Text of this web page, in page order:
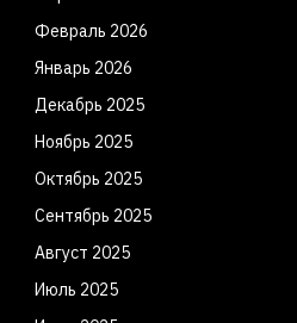
Февраль 2026
Январь 2026
Декабрь 2025
Ноябрь 2025
Октябрь 2025
Сентябрь 2025
Август 2025
Июль 2025